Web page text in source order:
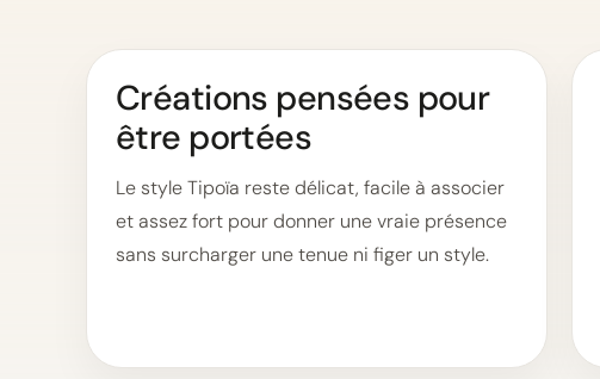
Créations pensées pour
être portées
Le style Tipoïa reste délicat, facile à associer
et assez fort pour donner une vraie présence
sans surcharger une tenue ni figer un style.